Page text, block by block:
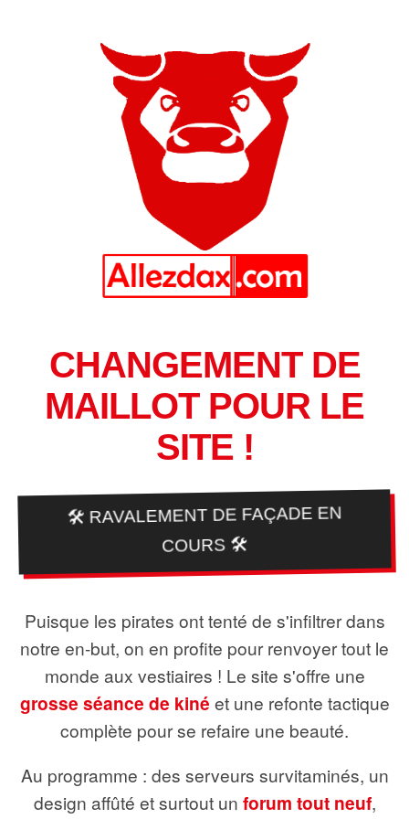
CHANGEMENT DE
MAILLOT POUR LE
SITE !
🛠️ RAVALEMENT DE FAÇADE EN
COURS 🛠️
Puisque les pirates ont tenté de s'infiltrer dans
notre en-but, on en profite pour renvoyer tout le
monde aux vestiaires ! Le site s'offre une
grosse séance de kiné et une refonte tactique
complète pour se refaire une beauté.
Au programme : des serveurs survitaminés, un
design affûté et surtout un forum tout neuf,